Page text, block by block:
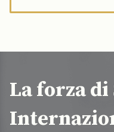
La forza di